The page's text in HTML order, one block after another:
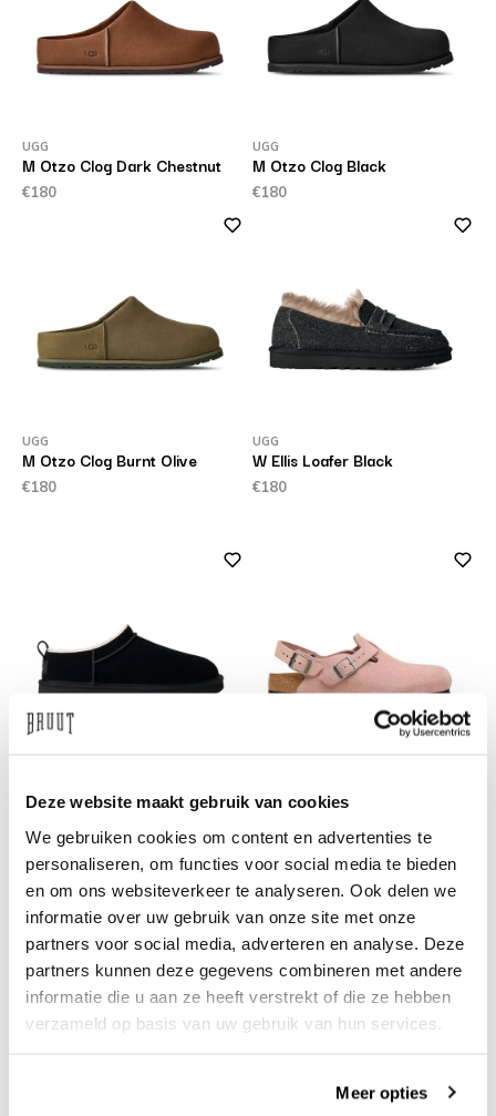
Deze website maakt gebruik van cookies
We gebruiken cookies om content en advertenties te
personaliseren, om functies voor social media te bieden
en om ons websiteverkeer te analyseren. Ook delen we
informatie over uw gebruik van onze site met onze
partners voor social media, adverteren en analyse. Deze
partners kunnen deze gegevens combineren met andere
informatie die u aan ze heeft verstrekt of die ze hebben
verzameld op basis van uw gebruik van hun services.
Meer opties
UGG
M Otzo Clog Dark Chestnut
€180
UGG
M Otzo Clog Black
€180
UGG
M Otzo Clog Burnt Olive
€180
UGG
W Ellis Loafer Black
€180
W Classic Micro Black Tokio II Suede Pink Clay